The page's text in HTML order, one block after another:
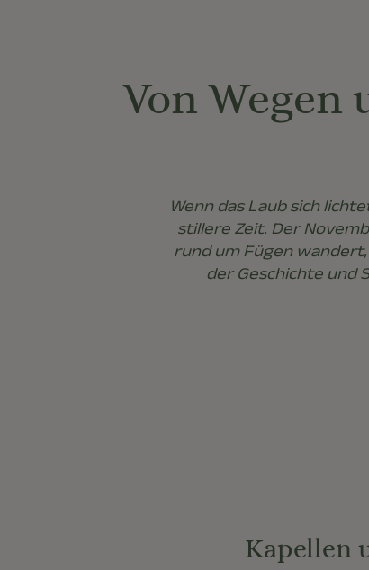
Von
Wenn das Laub sich
stillere Zeit. Der
rund um Fügen
der Geschichte und
Kapellen